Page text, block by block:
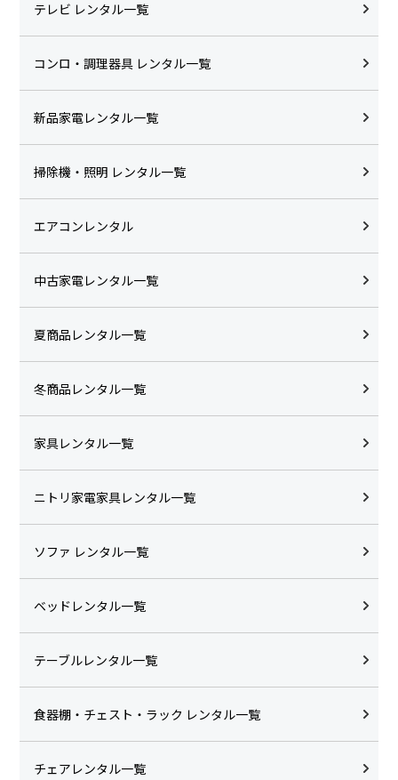
テレビ レンタル一覧
コンロ・調理器具 レンタル一覧
新品家電レンタル一覧
掃除機・照明 レンタル一覧
エアコンレンタル
中古家電レンタル一覧
夏商品レンタル一覧
冬商品レンタル一覧
家具レンタル一覧
ニトリ家電家具レンタル一覧
ソファ レンタル一覧
ベッドレンタル一覧
テーブルレンタル一覧
食器棚・チェスト・ラック レンタル一覧
チェアレンタル一覧